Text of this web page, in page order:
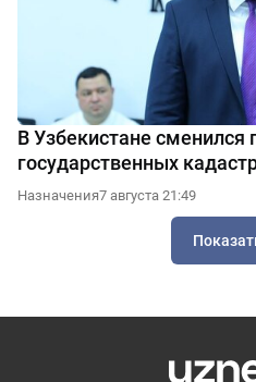
В Узбекистане сменился
государственных
Назначения7 августа 21:49